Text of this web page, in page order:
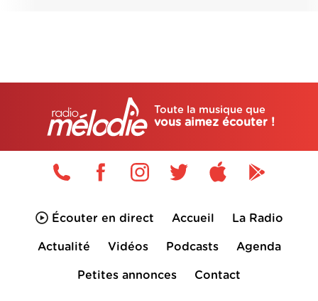
Toute la musique que
vous aimez écouter !
Écouter en direct Accueil La Radio
Actualité Vidéos Podcasts Agenda
Petites annonces Contact